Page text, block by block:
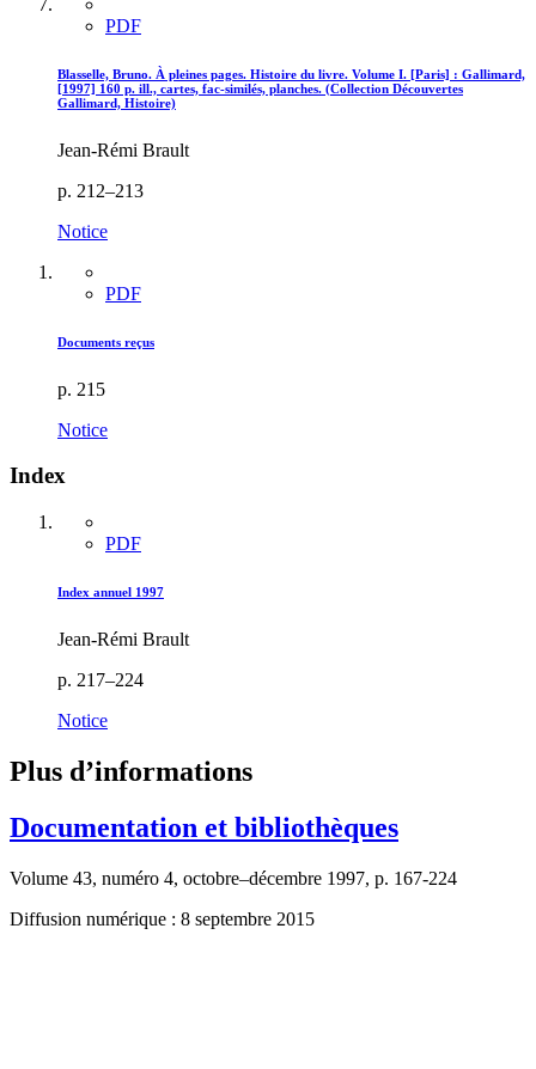
PDF
Blasselle, Bruno. À pleines pages. Histoire du livre. Volume I. [Paris] : Gallimard,
[1997] 160 p. ill., cartes, fac-similés, planches. (Collection Découvertes
Gallimard, Histoire)
Jean-Rémi Brault
p. 212–213
Notice
PDF
Documents reçus
p. 215
Notice
Index
PDF
Index annuel 1997
Jean-Rémi Brault
p. 217–224
Notice
Plus d’informations
Documentation et bibliothèques
Volume 43, numéro 4, octobre–décembre 1997, p. 167-224
Diffusion numérique : 8 septembre 2015